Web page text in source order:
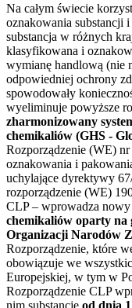
Na całym świecie
oznakowania substancji
substancja w różnych
klasyfikowana i
wymianę handlową (nie
odpowiedniej ochrony
spowodowały
wyeliminuje powyższe
zharmonizowany
chemikaliów (GHS -
Rozporządzenie (WE)
oznakowania i
uchylające dyrektywy
rozporządzenie (WE)
CLP – wprowadza nowy
chemikaliów oparty na
Organizacji Narodów
Rozporządzenie, które
obowiązuje we
Europejskiej, w tym w
Rozporządzenie CLP
nim substancje od dnia